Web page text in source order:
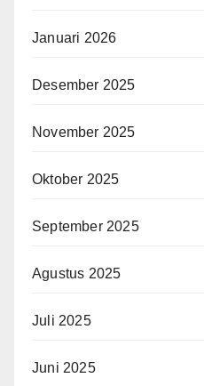
Januari 2026
Desember 2025
November 2025
Oktober 2025
September 2025
Agustus 2025
Juli 2025
Juni 2025